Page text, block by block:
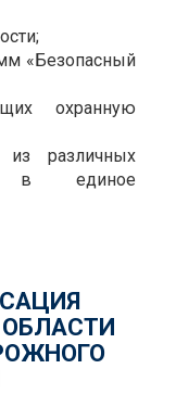
«Безопасный
охранную
различных
в единое